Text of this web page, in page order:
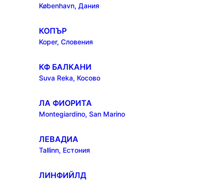
København, Дания
КОПЪР
Koper, Словения
КФ БАЛКАНИ
Suva Reka, Косово
ЛА ФИОРИТА
Montegiardino, San Marino
ЛЕВАДИА
Tallinn, Естония
ЛИНФИЙЛД